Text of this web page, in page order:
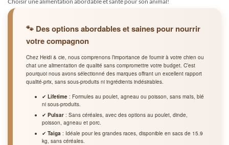
🐾 Des options abordables et saines pour nourrir
votre compagnon
Chez Heidi & cie, nous comprenons l’importance de fournir à votre chien ou
chat une alimentation de qualité sans compromettre votre budget. C’est
pourquoi nous avons sélectionné des marques offrant un excellent rapport
qualité-prix, sans sous-produits ni ingrédients indésirables.
✔ Lifetime : Formules au poulet, agneau ou poisson, sans maïs, blé
ni sous-produits.
✔ Pulsar : Sans céréales, avec des options au poulet, dinde,
poisson, agneau et porc.
✔ Taiga : Idéale pour les grandes races, disponible en sacs de 15.9
kg, sans céréales.